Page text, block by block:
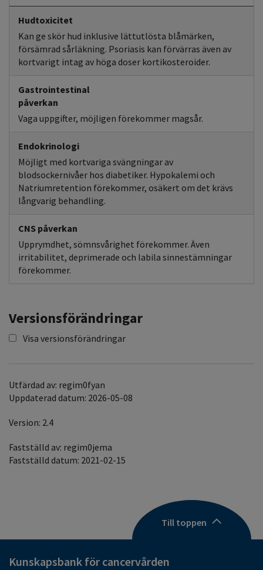
Hudtoxicitet
Kan ge skör hud inklusive lättutlösta blåmärken,
försämrad sårläkning. Psoriasis kan förvärras även av
kortvarigt intag av höga doser kortikosteroider.
Gastrointestinal
påverkan
Vaga uppgifter, möjligen förekommer magsår.
Endokrinologi
Möjligt med kortvariga svängningar av
blodsockernivåer hos diabetiker. Hypokalemi och
Natriumretention förekommer, osäkert om det krävs
långvarig behandling.
CNS påverkan
Upprymdhet, sömnsvårighet förekommer. Även
irritabilitet, deprimerade och labila sinnestämningar
förekommer.
Versionsförändringar
Visa versionsförändringar
Utfärdad av: regim0fyan
Uppdaterad datum: 2026-05-08
Version: 2.4
Fastställd av: regim0jema
Fastställd datum: 2021-02-15
Till toppen
Kunskapsbank för cancervården